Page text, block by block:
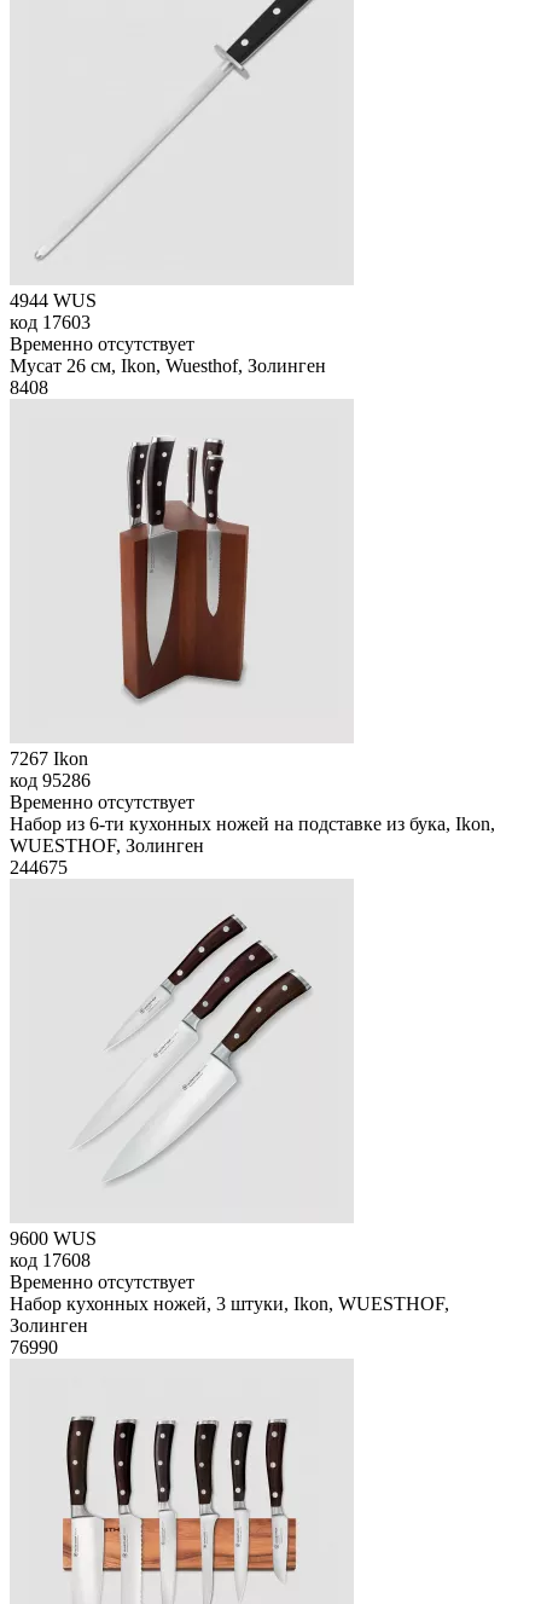
4944 WUS
код 17603
Временно отсутствует
Мусат 26 см, Ikon, Wuesthof, Золинген
8408
7267 Ikon
код 95286
Временно отсутствует
Набор из 6-ти кухонных ножей на подставке из бука, Ikon,
WUESTHOF, Золинген
244675
9600 WUS
код 17608
Временно отсутствует
Набор кухонных ножей, 3 штуки, Ikon, WUESTHOF,
Золинген
76990